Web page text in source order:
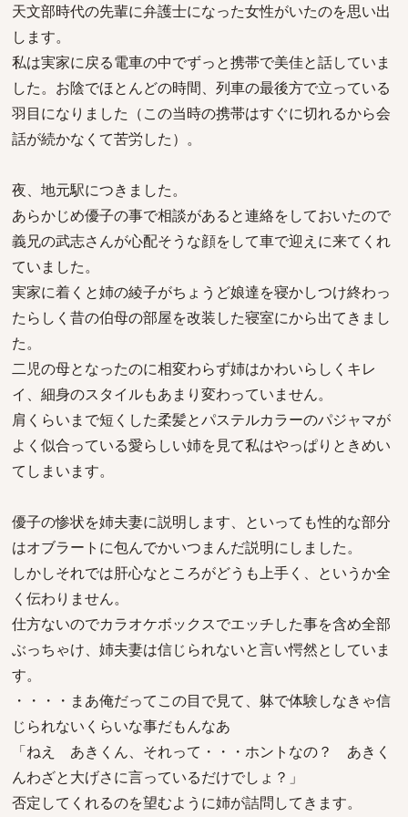
天文部時代の先輩に弁護士になった女性がいたのを思い出
します。
私は実家に戻る電車の中でずっと携帯で美佳と話していま
した。お陰でほとんどの時間、列車の最後方で立っている
羽目になりました（この当時の携帯はすぐに切れるから会
話が続かなくて苦労した）。
夜、地元駅につきました。
あらかじめ優子の事で相談があると連絡をしておいたので
義兄の武志さんが心配そうな顔をして車で迎えに来てくれ
ていました。
実家に着くと姉の綾子がちょうど娘達を寝かしつけ終わっ
たらしく昔の伯母の部屋を改装した寝室にから出てきまし
た。
二児の母となったのに相変わらず姉はかわいらしくキレ
イ、細身のスタイルもあまり変わっていません。
肩くらいまで短くした柔髪とパステルカラーのパジャマが
よく似合っている愛らしい姉を見て私はやっぱりときめい
てしまいます。
優子の惨状を姉夫妻に説明します、といっても性的な部分
はオブラートに包んでかいつまんだ説明にしました。
しかしそれでは肝心なところがどうも上手く、というか全
く伝わりません。
仕方ないのでカラオケボックスでエッチした事を含め全部
ぶっちゃけ、姉夫妻は信じられないと言い愕然としていま
す。
・・・・まあ俺だってこの目で見て、躰で体験しなきゃ信
じられないくらいな事だもんなあ
「ねえ あきくん、それって・・・ホントなの？ あきく
んわざと大げさに言っているだけでしょ？」
否定してくれるのを望むように姉が詰問してきます。